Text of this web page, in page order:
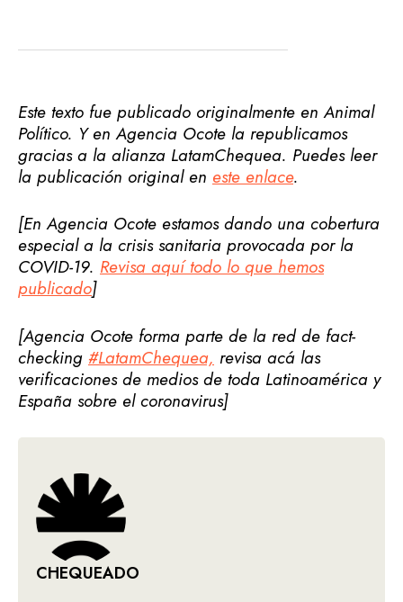
Este texto fue publicado originalmente en Animal
Político. Y en Agencia Ocote la republicamos
gracias a la alianza LatamChequea. Puedes leer
la publicación original en este enlace.
[En Agencia Ocote estamos dando una cobertura
especial a la crisis sanitaria provocada por la
COVID-19. Revisa aquí todo lo que hemos
publicado]
[Agencia Ocote forma parte de la red de fact-
checking #LatamChequea, revisa acá las
verificaciones de medios de toda Latinoamérica y
España sobre el coronavirus]
CHEQUEADO